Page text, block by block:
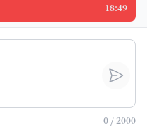
18:49
0 / 2000